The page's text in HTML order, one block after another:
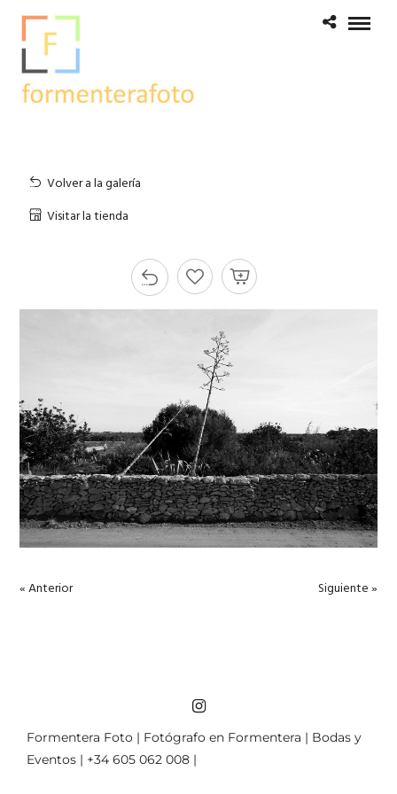
Volver a la galería
Visitar la tienda
« Anterior Siguiente »
Formentera Foto | Fotógrafo en Formentera | Bodas y
Eventos | +34 605 062 008 |